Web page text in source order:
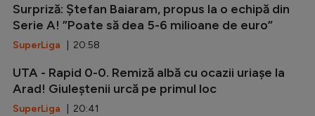
Surpriză: Ștefan Baiaram, propus la o echipă din
Serie A! ”Poate să dea 5-6 milioane de euro”
SuperLiga | 20:58
UTA - Rapid 0-0. Remiză albă cu ocazii uriașe la
Arad! Giuleștenii urcă pe primul loc
SuperLiga | 20:41